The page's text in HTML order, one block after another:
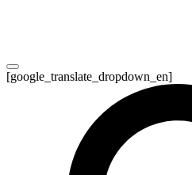
[google_translate_dropdown_en]